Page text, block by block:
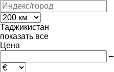
Таджикистан
показать все
Цена
–